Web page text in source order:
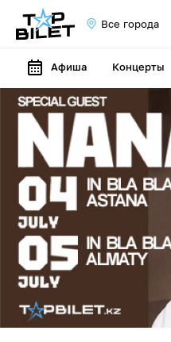
Все города
Афиша Концерты